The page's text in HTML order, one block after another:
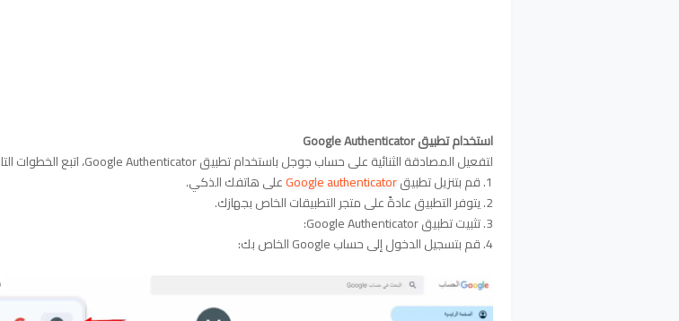
استخدام تطبيق Google Authenticator
لتفعيل المصادقة الثنائية على حساب جوجل باستخدام تطبيق Google Authenticator، اتبع الخطوات التالية:
1. قم بتنزيل تطبيق
Google authenticatorعلى هاتفك الذكي.
2. يتوفر التطبيق عادةً على متجر التطبيقات الخاص بجهازك.
3. تثبيت تطبيق Google Authenticator:
4. قم بتسجيل الدخول إلى حساب Google الخاص بك: